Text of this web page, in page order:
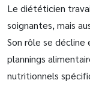
Le diététicien
soignantes, mais
Son rôle se
plannings
nutritionnels